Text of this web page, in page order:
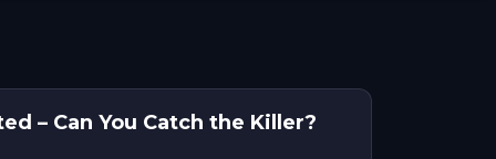
– Can You Catch the Killer?